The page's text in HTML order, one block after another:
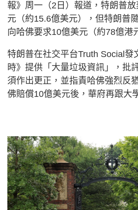
報》周一（2日）報道，特朗普
元（約15.6億美元），但特朗普
向哈佛要求10億美元（約78億港
特朗普在社交平台Truth Social發
時》提供「大量垃圾資訊」，批
須作出更正，並指責哈佛強烈反
佛賠償10億美元後，華府再跟大